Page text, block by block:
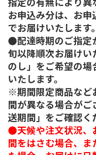
お申込み分は、お
でお届けいたします
●配達時期のご指定
旬以降順次お届けい
のし」をご希望の
いたします。
※期間限定商品など
間が異なる場合がご
送期間」をご確認く
●天候や注文状況、
間をはさむ場合、